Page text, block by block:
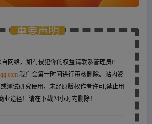
重要声明
网络，如有侵犯你的权益请联系管理员E-
我们会第一时间进行审核删除。站内资
测试研究使用，未经原版权作者许可,禁止用
业途径！请在下载24小时内删除！